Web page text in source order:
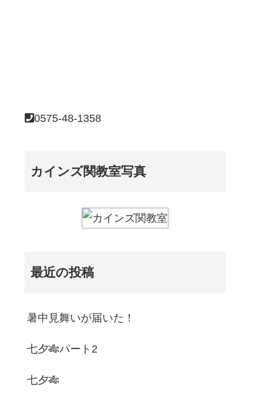
0575-48-1358
カインズ関教室写真
最近の投稿
暑中見舞いが届いた！
七夕🎋パート2
七夕🎋